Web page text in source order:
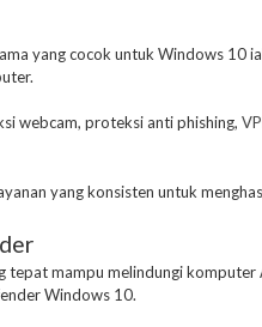
yang cocok untuk Windows 10
webcam, proteksi anti phishing,
yang konsisten untuk
tepat mampu melindungi
Windows 10.